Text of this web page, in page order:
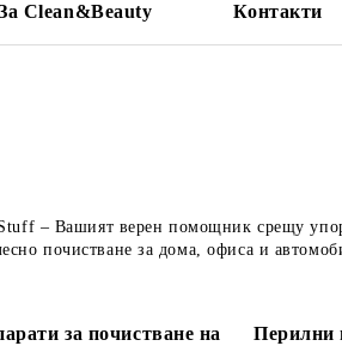
Clean&Beauty Контакти
– Вашият верен помощник срещу
почистване за дома, офиса и
за почистване на
Перилни